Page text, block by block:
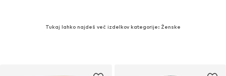
Tukaj lahko najdeš več izdelkov kategorije: Ženske